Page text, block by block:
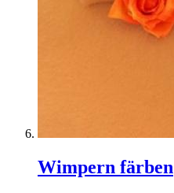
Wimpern färben